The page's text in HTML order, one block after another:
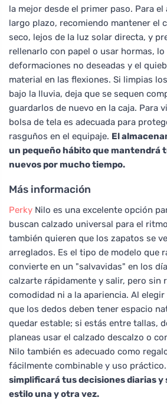
la mejor desde el primer paso. Para
largo plazo, recomiendo mantener el
seco, lejos de la luz solar directa, y
rellenarlo con papel o usar hormas,
deformaciones no deseadas y el
material en las flexiones. Si limpias
bajo la lluvia, deja que se sequen
guardarlos de nuevo en la caja. Para
bolsa de tela es adecuada para
rasguños en el equipaje. El
un pequeño hábito que mantendrá
nuevos por mucho tiempo.
Más información
Perky Nilo es una excelente opción
buscan calzado universal para el
también quieren que los zapatos se
arreglados. Es el tipo de modelo que
convierte en un "salvavidas" en los
calzarte rápidamente y salir, pero sin
comodidad ni a la apariencia. Al
que los dedos deben tener espacio
quedar estable; si estás entre tallas,
planeas usar el calzado descalzo o
Nilo también es adecuado como
fácilmente combinable y uso práctico.
simplificará tus decisiones diarias y
estilo una y otra vez.